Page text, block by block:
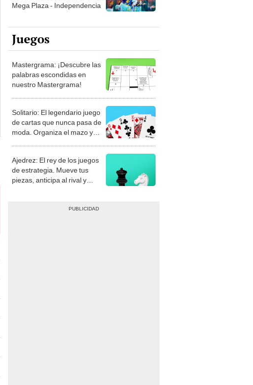
Mega Plaza - Independencia
Juegos
Mastergrama: ¡Descubre las
palabras escondidas en
nuestro Mastergrama!
Solitario: El legendario juego
de cartas que nunca pasa de
moda. Organiza el mazo y
Ajedrez: El rey de los juegos
de estrategia. Mueve tus
piezas, anticipa al rival y